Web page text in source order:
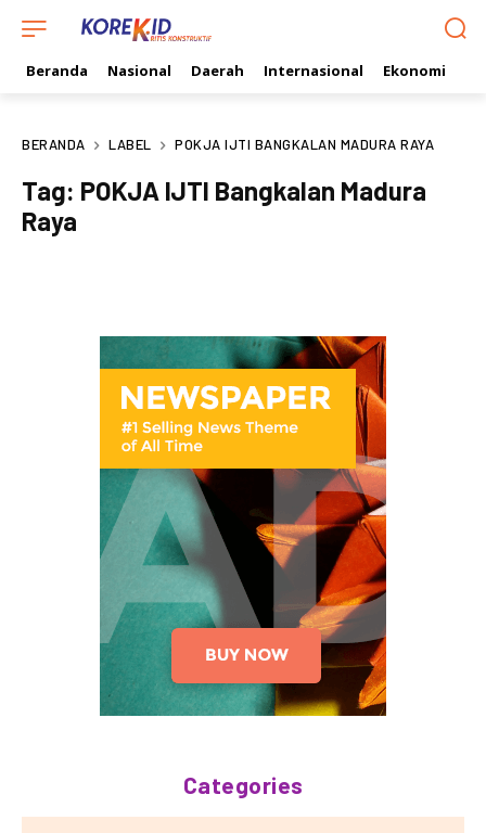
Beranda Nasional Daerah Internasional Ekonomi
BERANDA LABEL POKJA IJTI BANGKALAN MADURA RAYA
Tag: POKJA IJTI Bangkalan Madura
Raya
Categories